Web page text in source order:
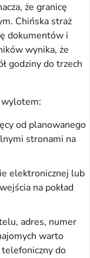
że granicę
Chińska straż
dokumentów i
wynika, że
godziny do trzech
od planowanego
stronami na
elektronicznej lub
na pokład
adres, numer
warto
do